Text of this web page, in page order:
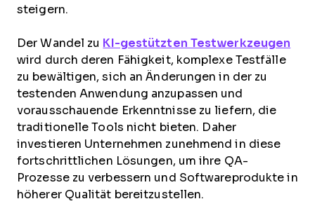
steigern.
Der Wandel zu KI-gestützten Testwerkzeugen
wird durch deren Fähigkeit, komplexe Testfälle
zu bewältigen, sich an Änderungen in der zu
testenden Anwendung anzupassen und
vorausschauende Erkenntnisse zu liefern, die
traditionelle Tools nicht bieten. Daher
investieren Unternehmen zunehmend in diese
fortschrittlichen Lösungen, um ihre QA-
Prozesse zu verbessern und Softwareprodukte in
höherer Qualität bereitzustellen.